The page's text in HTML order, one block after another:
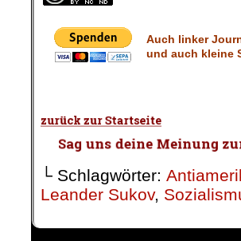
Auch linker
und auch kleine
└ Schlagwörter:
Leander Sukov,